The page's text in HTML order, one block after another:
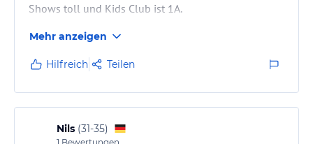
Shows toll und Kids Club ist 1A.
Mehr anzeigen
Hilfreich Teilen
Nils (31-35)